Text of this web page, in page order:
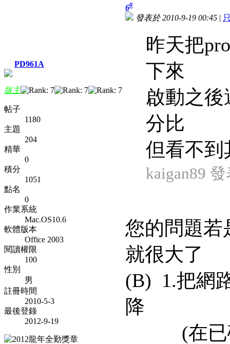
PD961A
版主
帖子
1180
主題
204
精華
0
積分
1051
點名
0
作業系統
Mac.OS10.6
軟體版本
Office 2003
閱讀權限
100
性別
男
註冊時間
2010-5-3
最後登錄
2012-9-19
6#
發表於 2010-9-19 00:45 |
昨天把
下來
啟動之後
分比
但看不到
kaigan89
您的問題若
就很大了
(B) 1.把網
降
(在已確